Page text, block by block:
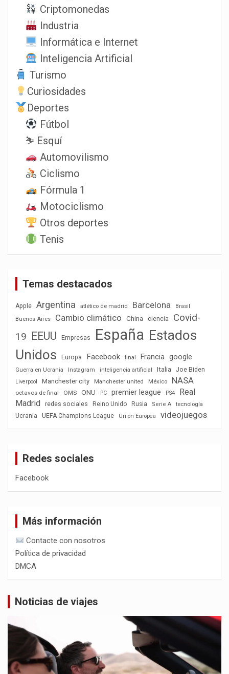
Criptomonedas
Industria
Informática e Internet
Inteligencia Artificial
Turismo
Curiosidades
Deportes
Fútbol
⛷️ Esquí
Automovilismo
Ciclismo
Fórmula 1
Motociclismo
Otros deportes
Tenis
Temas destacados
Apple Argentina atlético de madrid Barcelona
Brasil
Buenos Aires
Cambio climático China ciencia
Covid-
19 EEUU Empresas España Estados
Unidos
Europa Facebook final Francia google
Guerra en Ucrania Instagram inteligencia artificial Italia Joe Biden
Liverpool Manchester city Manchester united México NASA
octavos de final OMS ONU PC premier league PS4
Real
Madrid
redes sociales Reino Unido Rusia Serie A
tecnología
Ucrania
UEFA Champions League Unión Europea videojuegos
Redes sociales
Facebook
Más información
Contacte con nosotros
Política de privacidad
DMCA
Noticias de viajes